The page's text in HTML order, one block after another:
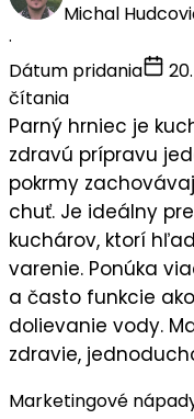
Michal
·
Dátum pridania
čítania
Parný hrniec je
zdravú prípravu
pokrmy
chuť. Je ideálny pre
kuchárov, ktorí
varenie. Ponúka
a často funkcie
dolievanie vody.
zdravie,
Marketingové